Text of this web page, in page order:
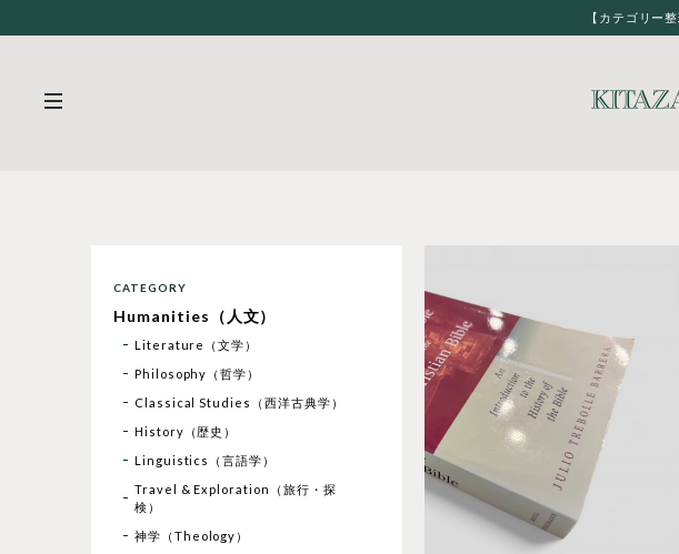
【カテゴリー
CATEGORY
Humanities（人文）
Literature（文学）
Philosophy（哲学）
Classical Studies（西洋古典学）
History（歴史）
Linguistics（言語学）
Travel & Exploration（旅行・探
検）
神学（Theology）